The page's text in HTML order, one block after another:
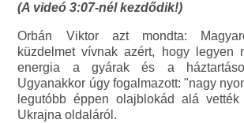
(A videó 3:07-nél kezdődik!)
Orbán Viktor azt mondta:
küzdelmet vívnak azért, hogy legyen
energia a gyárak és a
Ugyanakkor úgy fogalmazott: "nagy
legutóbb éppen olajblokád alá vették
Ukrajna oldaláról.